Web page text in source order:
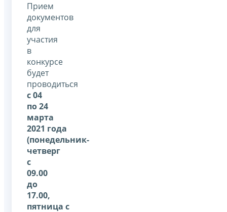
Прием
документов
для
участия
в
конкурсе
будет
проводиться
с 04
по 24
марта
2021 года
(понедельник-
четверг
с
09.00
до
17.00,
пятница с